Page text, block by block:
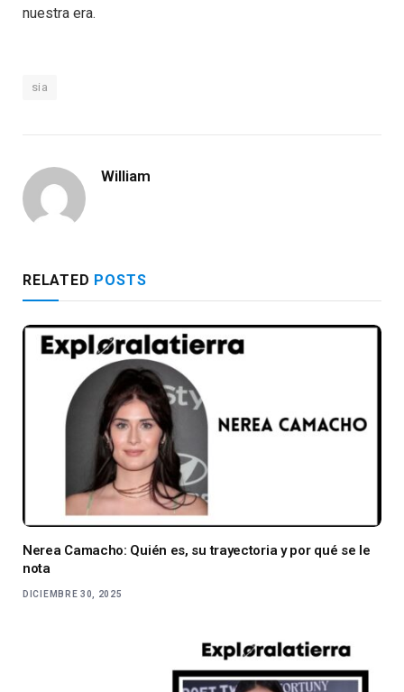
nuestra era.
sia
William
RELATED POSTS
Nerea Camacho: Quién es, su trayectoria y por qué se le
nota
DICIEMBRE 30, 2025